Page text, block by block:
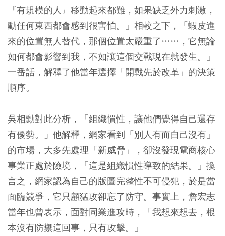
『有規模的人』移動起來都難，如果缺乏外力刺激，
動任何東西都會感到很害怕。」相較之下，「蝦皮進
來的位置無人替代，那個位置太嚴重了……，它無論
如何都會影響到我，不如讓這個交戰現在就發生。」
一番話，解釋了他當年選擇「開戰先於改革」的決策
順序。
吳相勳對此分析，「組織慣性，讓他們覺得自己還存
有優勢。」他解釋，網家看到「別人有而自己沒有」
的市場，大多先處理「新威脅」，卻沒發現電商核心
事業正處於險境，「這是組織慣性導致的結果。」換
言之，網家認為自己的版圖完整性不可侵犯，於是當
面臨競爭，它只顧猛攻卻忘了防守。事實上，詹宏志
當年也曾表示，面對同業進攻時，「我想來想去，根
本沒有防禦這回事，只有攻擊。」